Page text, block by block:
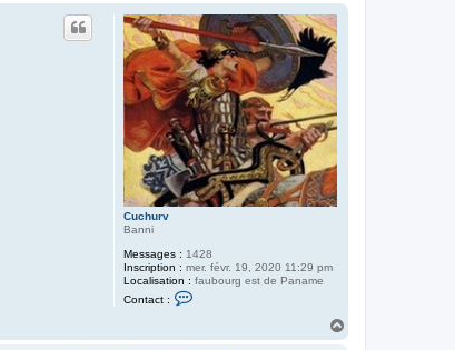
Cuchurv
Banni
Messages : 1428
Inscription : mer. févr. 19, 2020 11:29 pm
Localisation : faubourg est de Paname
Contact :